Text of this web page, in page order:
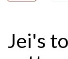
Jei's